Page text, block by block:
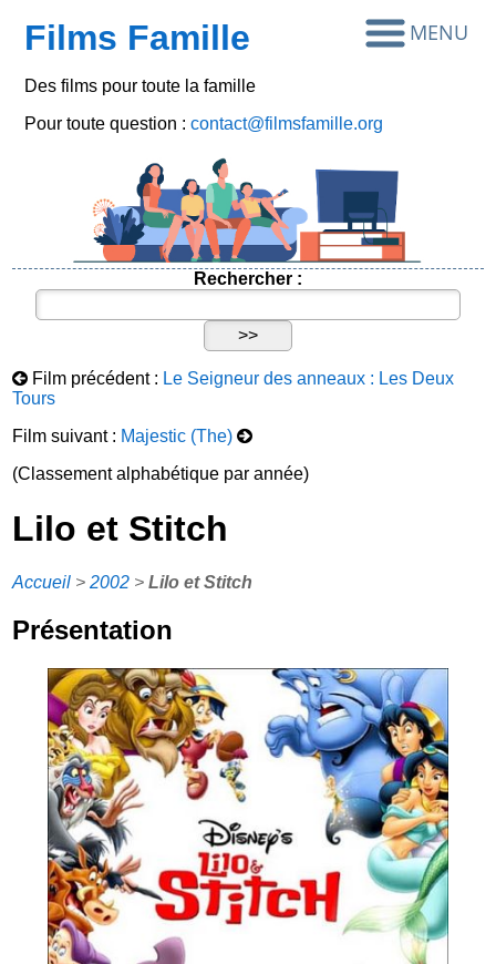
Films Famille
Des films pour toute la famille
Pour toute question :contact@filmsfamille.org
Rechercher :
Film précédent : Le Seigneur des anneaux : Les Deux
Tours
Film suivant : Majestic (The)
(Classement alphabétique par année)
Lilo et Stitch
Accueil >2002 >Lilo et Stitch
Présentation